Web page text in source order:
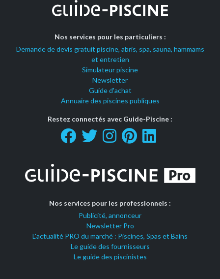
Nos services pour les particuliers :
Demande de devis gratuit piscine, abris, spa, sauna, hammams
et entretien
Simulateur piscine
Newsletter
Guide d'achat
Annuaire des piscines publiques
Restez connectés avec Guide-Piscine :
Nos services pour les professionnels :
Publicité, annonceur
Newsletter Pro
L'actualité PRO du marché : Piscines, Spas et Bains
Le guide des fournisseurs
Le guide des piscinistes